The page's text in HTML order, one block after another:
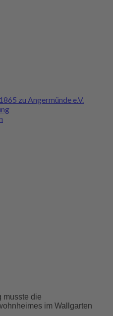
zu Angermünde e.V.
musste die
im Wallgarten